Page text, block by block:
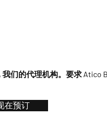
我们的代理机构。要求 Atico
在预订